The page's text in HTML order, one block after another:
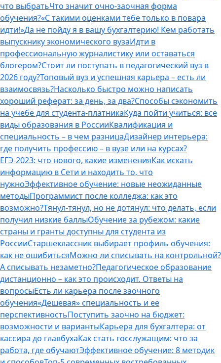
что выбратьЧто значит очно-заочная форма
обучения?«С такими оценками тебе только в повара
идти!»Да не пойду я в вашу бухгалтерию! Кем работать
выпускнику экономического вузаИдти в
профессиональную журналистику или оставаться
блогером?Стоит ли поступать в педагогический вуз в
2026 году?Топовый вуз и успешная карьера – есть ли
взаимосвязь?Насколько быстро можно написать
хороший реферат: за день, за два?Способы сэкономить
на учебе для студента-платникаКуда пойти учиться: все
виды образования в РоссииКвалификация и
специальность – в чем разницаДизайнер интерьера:
где получить профессию – в вузе или на курсах?
ЕГЭ-2023: что нового, какие измененияКак искать
информацию в Сети и находить то, что
нужноЭффективное обучение: новые неожиданные
методыПрограммист после колледжа: как это
возможно?Тянул-тянул, но не дотянул: что делать, если
получил низкие баллыОбучение за рубежом: какие
страны и гранты доступны для студента из
РоссииСтаршеклассник выбирает профиль обучения:
как не ошибитьсяМожно ли списывать на контрольной?
А списывать незаметно?Педагогическое образование
дистанционно – как это происходит. Ответы на
вопросыЕсть ли карьера после заочного
обучения«Дешевая» специальность и ее
перспективностьПоступить заочно на бюджет:
возможности и вариантыКарьера для бухгалтера: от
кассира до главбухаКак стать госслужащим: что за
работа, где обучаютЭффективное обучение: 8 методик